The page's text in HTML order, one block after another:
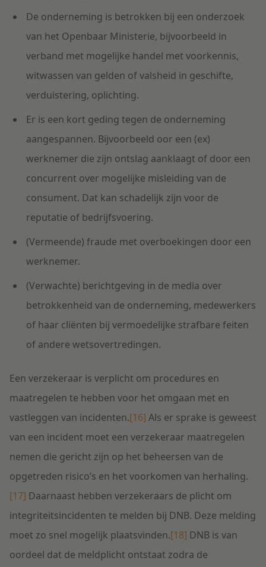
De onderneming is betrokken bij een onderzoek
van het Openbaar Ministerie, bijvoorbeeld in
verband met mogelijke handel met voorkennis,
witwassen van gelden of valsheid in geschifte,
verduistering, oplichting.
Er is een kort geding tegen de onderneming
aangespannen. Bijvoorbeeld oor een (ex)
werknemer die zijn ontslag aanklaagt of door een
concurrent over mogelijke misleiding van de
consument. Dat kan schadelijk zijn voor de
reputatie of bedrijfsvoering.
(Vermeende) fraude met overboekingen door een
werknemer.
(Verwachte) berichtgeving in de media over
betrokkenheid van de onderneming, medewerkers
of haar cliënten bij vermoedelijke strafbare feiten
of andere wetsovertredingen.
Een verzekeraar is verplicht om procedures en
maatregelen te hebben voor het omgaan met en
vastleggen van incidenten.[16] Als er sprake is geweest
van een incident moet een verzekeraar maatregelen
nemen die gericht zijn op het beheersen van de
opgetreden risico’s en het voorkomen van herhaling.
[17] Daarnaast hebben verzekeraars de plicht om
integriteitsincidenten te melden bij DNB. Deze melding
moet zo snel mogelijk plaatsvinden.[18] DNB is van
oordeel dat de meldplicht ontstaat zodra de